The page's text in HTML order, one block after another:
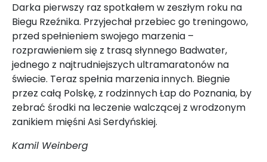
Darka pierwszy raz spotkałem w zeszłym roku na
Biegu Rzeźnika. Przyjechał przebiec go treningowo,
przed spełnieniem swojego marzenia –
rozprawieniem się z trasą słynnego Badwater,
jednego z najtrudniejszych ultramaratonów na
świecie. Teraz spełnia marzenia innych. Biegnie
przez całą Polskę, z rodzinnych Łap do Poznania, by
zebrać środki na leczenie walczącej z wrodzonym
zanikiem mięśni Asi Serdyńskiej.
Kamil Weinberg